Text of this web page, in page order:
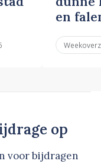
en
op
voor bijdragen